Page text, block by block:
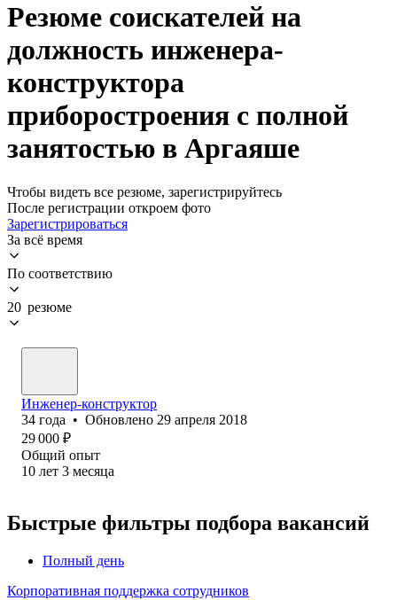
Резюме соискателей на
должность инженера-
конструктора
приборостроения с полной
занятостью в Аргаяше
Чтобы видеть все резюме, зарегистрируйтесь
После регистрации откроем фото
Зарегистрироваться
За всё время
По соответствию
20 резюме
Инженер-конструктор
34 года • Обновлено 29 апреля 2018
29 000 ₽
Общий опыт
10 лет 3 месяца
Быстрые фильтры подбора вакансий
Полный день
Корпоративная поддержка сотрудников